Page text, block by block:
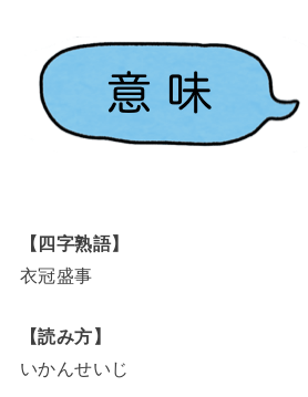
【四字熟語】
衣冠盛事
【読み方】
いかんせいじ